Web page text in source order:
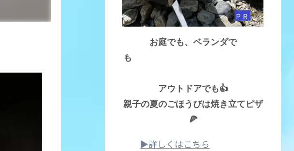
お庭でも、ベランダで
も
アウトドアでも👍
親子の夏のごほうびは焼き立てピザ
🍕
▶詳しくはこちら